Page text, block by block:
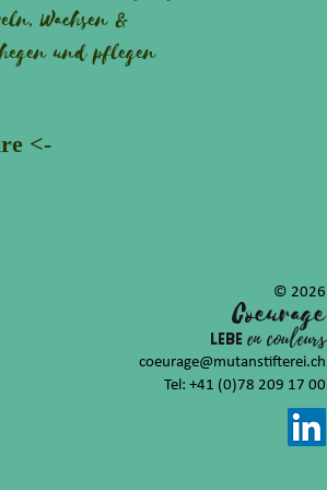
Wachsen &
und pflegen
<-
© 2026
Coeurage
LEBE en couleurs
coeurage@mutanstifterei.ch
Tel: +41 (0)78 209 17 00